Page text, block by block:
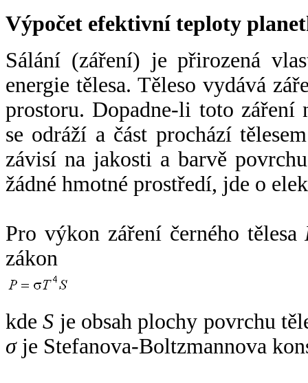
Výpočet efektivní teploty
Sálání (záření) je přirozená
energie tělesa. Těleso vydává
prostoru. Dopadne-li toto záření
se odráží a část prochází
závisí na jakosti a barvě
žádné hmotné prostředí, jde o
Pro výkon záření černého tělesa
zákon
kdeS je obsah plochy povrchu
σje Stefanova-Boltzmannova